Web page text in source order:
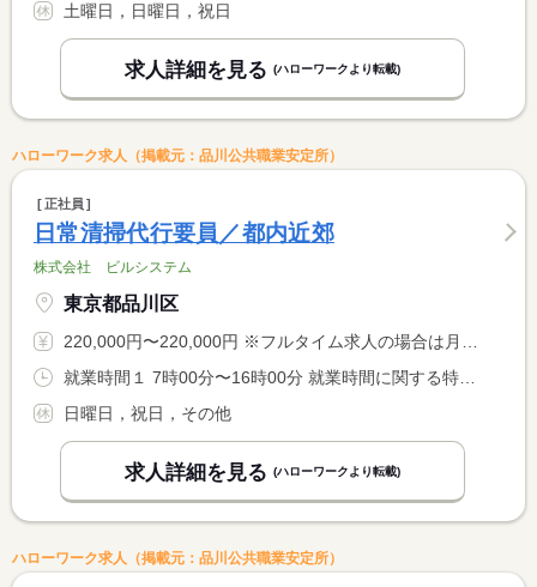
土曜日，日曜日，祝日
求人詳細を見る (ハローワークより転載)
ハローワーク求人（掲載元：品川公共職業安定所）
正社員
日常清掃代行要員／都内近郊
株式会社 ビルシステム
東京都品川区
220,000円〜220,000円 ※フルタイム求人の場合は月額（換算額）、パート求人の場合は時間額を表示しています。
日曜日，祝日，その他
求人詳細を見る (ハローワークより転載)
ハローワーク求人（掲載元：品川公共職業安定所）